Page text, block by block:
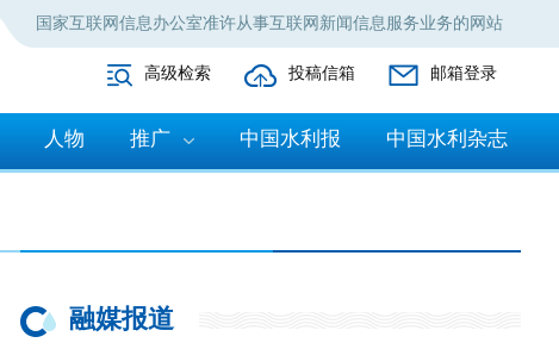
国家互联网信息办公室准许从事互联网新闻信息服务业务的网站
高级检索 投稿信箱 邮箱登录
人物 推广 中国水利报 中国水利杂志
融媒报道